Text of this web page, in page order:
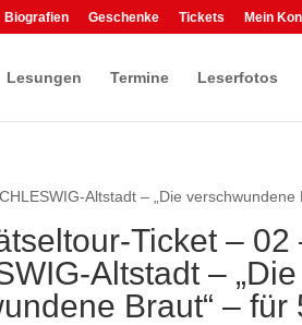
Biografien Geschenke Tickets Mein
Lesungen Termine Leserfotos
Altstadt – „Die verschwundene
Ticket – 02
Altstadt – „Die
Braut“ – für